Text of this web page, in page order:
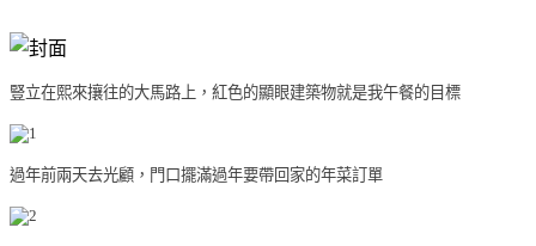
豎立在熙來攘往的大馬路上，紅色的顯眼建築物就是我午餐的目標
過年前兩天去光顧，門口擺滿過年要帶回家的年菜訂單